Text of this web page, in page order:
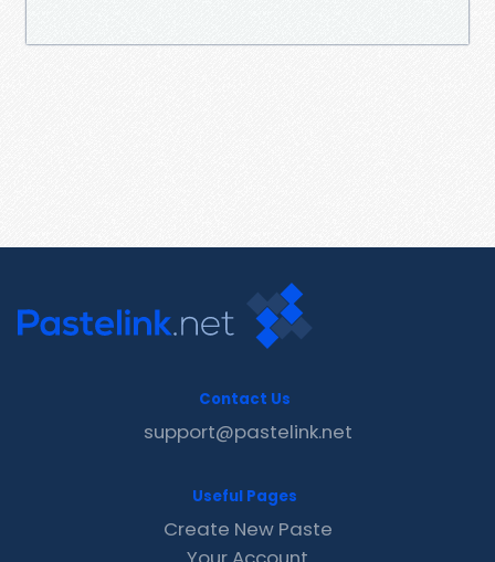
Contact Us
support@pastelink.net
Useful Pages
Create New Paste